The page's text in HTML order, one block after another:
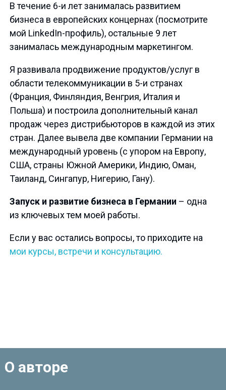
В течение 6-и лет занималась развитием
бизнеса в европейских концернах (посмотрите
мой LinkedIn-профиль), остальные 9 лет
занималась международным маркетингом.
Я развивала продвижение продуктов/услуг в
области телекоммуникации в 5-и странах
(Франция, Финляндия, Венгрия, Италия и
Польша) и построила дополнительный канал
продаж через дистрибьюторов в каждой из этих
стран. Далее вывела две компании Германии на
международный уровень (с упором на Европу,
США, страны Южной Америки, Индию, Оман,
Таиланд, Сингапур, Нигерию, Гану).
Запуск и развитие бизнеса в Германии – одна
из ключевых тем моей работы.
Если у вас остались вопросы, то приходите на
мои курсы, встречи и консультацию.
О авторе